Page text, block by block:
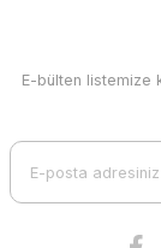
Görüş ve
Ürün resmi
E-bülten listemize